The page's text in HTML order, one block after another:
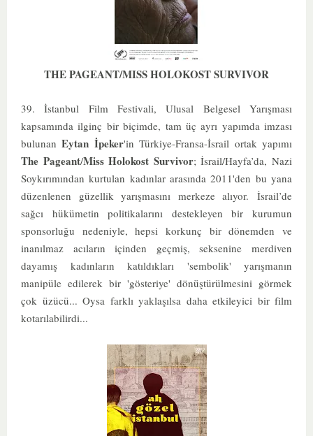
THE PAGEANT/MISS HOLOKOST SURVIVOR
39. İstanbul Film Festivali, Ulusal Belgesel Yarışması
kapsamında ilginç bir biçimde, tam üç ayrı yapımda imzası
bulunanEytan İpeker'in Türkiye-Fransa-İsrail ortak yapımı
The Pageant/Miss Holokost Survivor; İsrail/Hayfa’da, Nazi
Soykırımından kurtulan kadınlar arasında 2011'den bu yana
düzenlenen güzellik yarışmasını merkeze alıyor. İsrail’de
sağcı hükümetin politikalarını destekleyen bir kurumun
sponsorluğu nedeniyle, hepsi korkunç bir dönemden ve
inanılmaz acıların içinden geçmiş, seksenine merdiven
dayamış kadınların katıldıkları 'sembolik' yarışmanın
manipüle edilerek bir 'gösteriye' dönüştürülmesini görmek
çok üzücü... Oysa farklı yaklaşılsa daha etkileyici bir film
kotarılabilirdi...